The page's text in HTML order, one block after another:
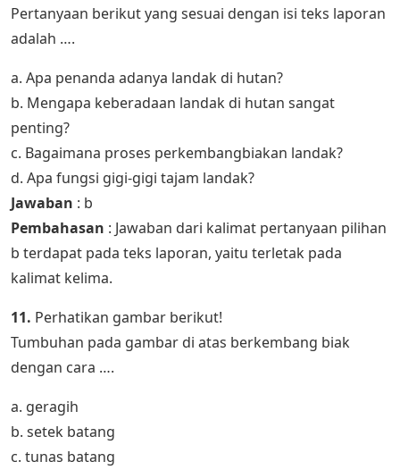
Pertanyaan berikut yang sesuai dengan isi teks laporan
adalah ….
a. Apa penanda adanya landak di hutan?
b. Mengapa keberadaan landak di hutan sangat
penting?
c. Bagaimana proses perkembangbiakan landak?
d. Apa fungsi gigi-gigi tajam landak?
Jawaban : b
Pembahasan : Jawaban dari kalimat pertanyaan pilihan
b terdapat pada teks laporan, yaitu terletak pada
kalimat kelima.
11. Perhatikan gambar berikut!
Tumbuhan pada gambar di atas berkembang biak
dengan cara ….
a. geragih
b. setek batang
c. tunas batang